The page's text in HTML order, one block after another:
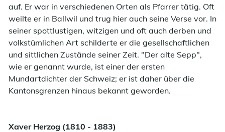
auf. Er war in verschiedenen Orten als Pfarrer tätig. Oft
weilte er in Ballwil und trug hier auch seine Verse vor. In
seiner spottlustigen, witzigen und oft auch derben und
volkstümlichen Art schilderte er die gesellschaftlichen
und sittlichen Zustände seiner Zeit. "Der alte Sepp",
wie er genannt wurde, ist einer der ersten
Mundartdichter der Schweiz; er ist daher über die
Kantonsgrenzen hinaus bekannt geworden.
Xaver Herzog (1810 - 1883)